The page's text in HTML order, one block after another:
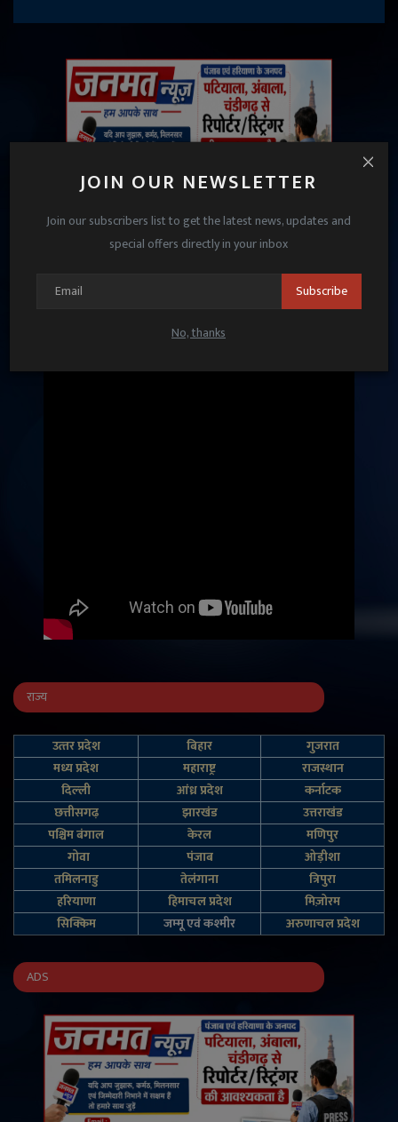
JOIN OUR NEWSLETTER
Join our subscribers list to get the latest news, updates and
special offers directly in your inbox
Subscribe
No, thanks
राज्य
उत्‍तर प्रदेश बिहार
गुजरात
मध्य प्रदेश
महाराष्ट्र
राजस्थान
दिल्‍ली
आंध्र प्रदेश
कर्नाटक
छत्तीसगढ़
झारखंड
उत्तराखंड
पश्चिम बंगाल
केरल
मणिपुर
गोवा
पंजाब
ओड़ीशा
तमिलनाडु
तेलंगाना
त्रिपुरा
हरियाणा
हिमाचल प्रदेश
मिज़ोरम
सिक्किम
जम्‍मू एवं कश्‍मीर अरुणाचल प्रदेश
ADS